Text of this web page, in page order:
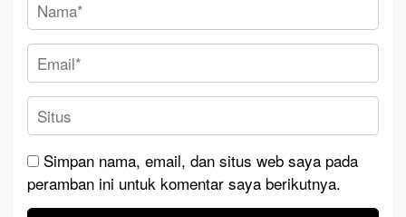
Simpan nama, email, dan situs web saya pada
peramban ini untuk komentar saya berikutnya.